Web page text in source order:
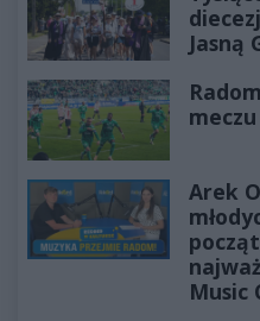
Jasną
Arek
Music